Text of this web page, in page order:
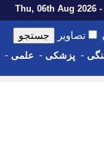
تصاویر
- پزشکی - علمی -